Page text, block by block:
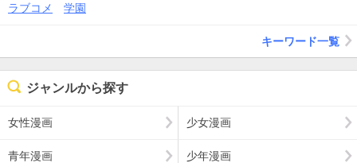
ラブコメ
学園
キーワード一覧
ジャンルから探す
女性漫画 少女漫画
青年漫画 少年漫画